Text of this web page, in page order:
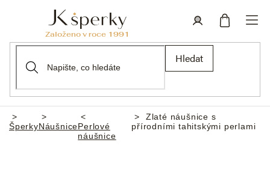
Hledat
Domů
ŠperkyNáušnicePerlové
náušnice
Zlaté náušnice s
přírodními tahitskými perlami